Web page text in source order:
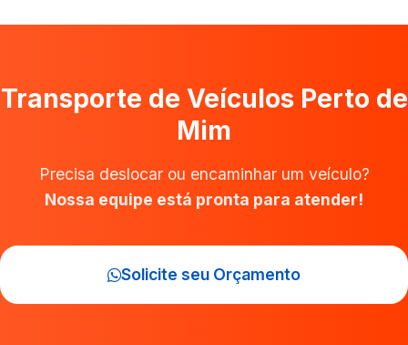
Transporte de Veículos Perto de
Mim
Precisa deslocar ou encaminhar um veículo?
Nossa equipe está pronta para atender!
Solicite seu Orçamento